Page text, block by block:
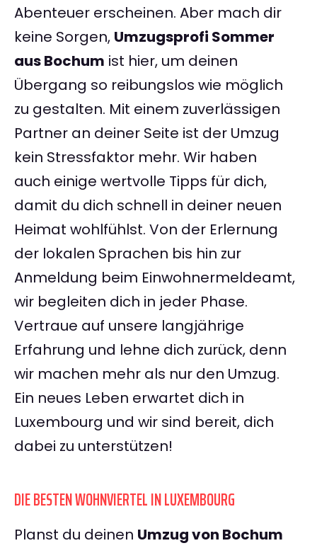
Abenteuer erscheinen. Aber mach dir
keine Sorgen, Umzugsprofi Sommer
aus Bochum ist hier, um deinen
Übergang so reibungslos wie möglich
zu gestalten. Mit einem zuverlässigen
Partner an deiner Seite ist der Umzug
kein Stressfaktor mehr. Wir haben
auch einige wertvolle Tipps für dich,
damit du dich schnell in deiner neuen
Heimat wohlfühlst. Von der Erlernung
der lokalen Sprachen bis hin zur
Anmeldung beim Einwohnermeldeamt,
wir begleiten dich in jeder Phase.
Vertraue auf unsere langjährige
Erfahrung und lehne dich zurück, denn
wir machen mehr als nur den Umzug.
Ein neues Leben erwartet dich in
Luxembourg und wir sind bereit, dich
dabei zu unterstützen!
DIE BESTEN WOHNVIERTEL IN LUXEMBOURG
Planst du deinen Umzug von Bochum